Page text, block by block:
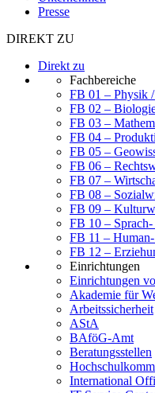
Presse
DIREKT ZU
Direkt zu
Fachbereiche
FB 01 – Physik
FB 02 –
FB 03 –
FB 04 –
FB 05 –
FB 06 –
FB 07 –
FB 08 –
FB 09 –
FB 10 –
FB 11 –
FB 12 –
Einrichtungen
Einrichtungen
Akademie für
Arbeitssicherheit
AStA
BAföG-Amt
Beratungsstellen
International